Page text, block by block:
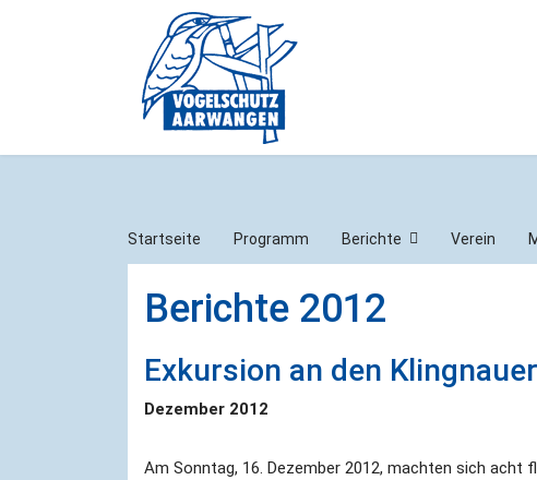
Startseite Programm Berichte Verein
Berichte 2012
Exkursion an den
Dezember 2012
Am Sonntag, 16. Dezember 2012, machten sich